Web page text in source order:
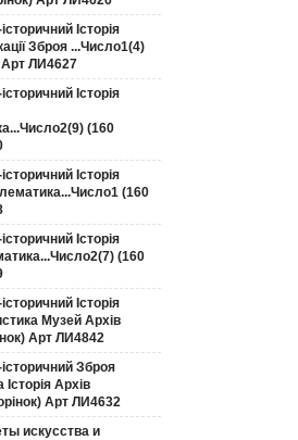
Історія
Зброя ...Число1(4)
Арт ЛИ4627
Історія
(160
Історія
(160
Історія
(160
Історія
Музей Архів
Арт ЛИ4842
Зброя
Архів
Арт ЛИ4632
искусства и